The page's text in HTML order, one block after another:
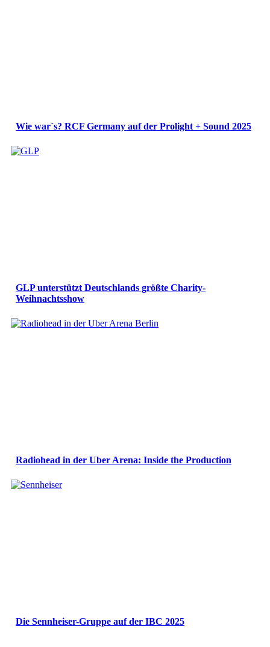
Wie war´s? RCF Germany auf der Prolight + Sound 2025
GLP unterstützt Deutschlands größte Charity-
Weihnachtsshow
Radiohead in der Uber Arena: Inside the Production
Die Sennheiser-Gruppe auf der IBC 2025